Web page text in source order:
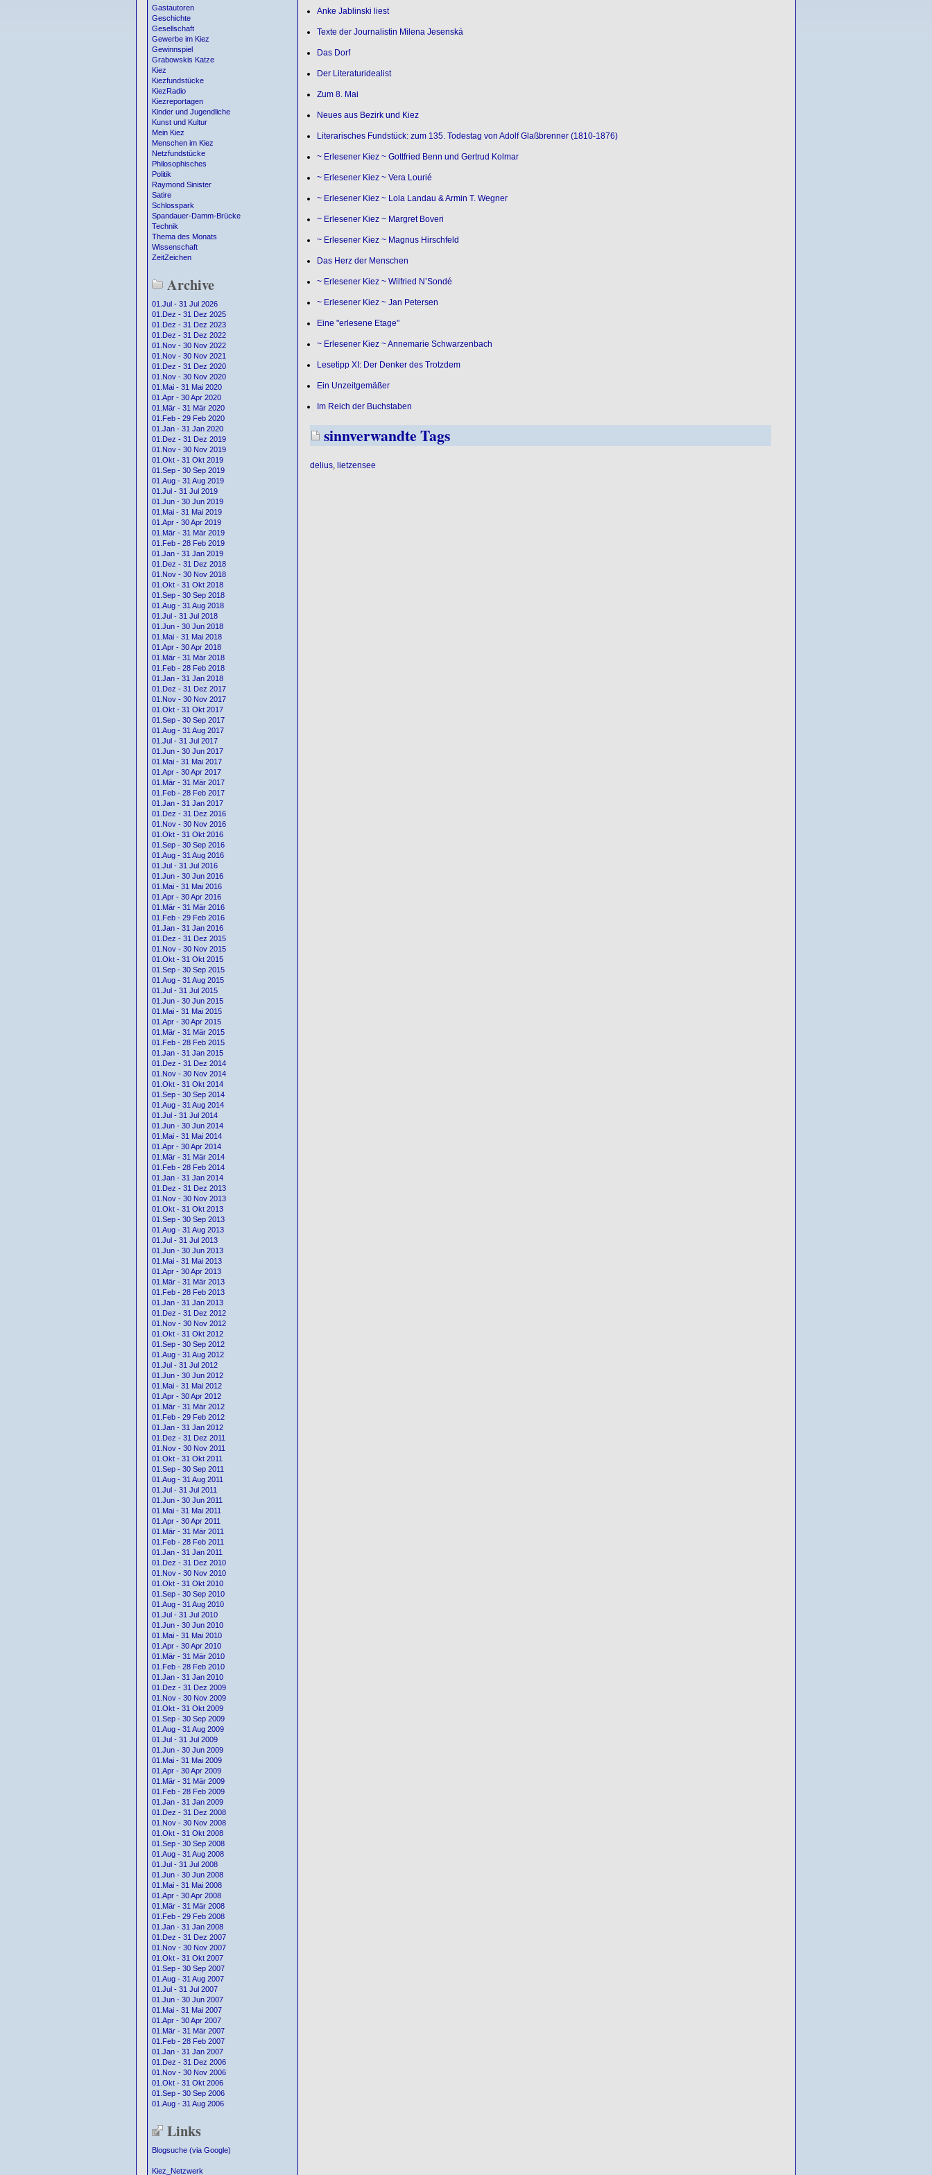
Gastautoren
Geschichte
Gesellschaft
Gewerbe im Kiez
Gewinnspiel
Grabowskis Katze
Kiez
Kiezfundstücke
KiezRadio
Kiezreportagen
Kinder und Jugendliche
Kunst und Kultur
Mein Kiez
Menschen im Kiez
Netzfundstücke
Philosophisches
Politik
Raymond Sinister
Satire
Schlosspark
Spandauer-Damm-Brücke
Technik
Thema des Monats
Wissenschaft
ZeitZeichen
Archive
01.Jul - 31 Jul 2026
01.Dez - 31 Dez 2025
01.Dez - 31 Dez 2023
01.Dez - 31 Dez 2022
01.Nov - 30 Nov 2022
01.Nov - 30 Nov 2021
01.Dez - 31 Dez 2020
01.Nov - 30 Nov 2020
01.Mai - 31 Mai 2020
01.Apr - 30 Apr 2020
01.Mär - 31 Mär 2020
01.Feb - 29 Feb 2020
01.Jan - 31 Jan 2020
01.Dez - 31 Dez 2019
01.Nov - 30 Nov 2019
01.Okt - 31 Okt 2019
01.Sep - 30 Sep 2019
01.Aug - 31 Aug 2019
01.Jul - 31 Jul 2019
01.Jun - 30 Jun 2019
01.Mai - 31 Mai 2019
01.Apr - 30 Apr 2019
01.Mär - 31 Mär 2019
01.Feb - 28 Feb 2019
01.Jan - 31 Jan 2019
01.Dez - 31 Dez 2018
01.Nov - 30 Nov 2018
01.Okt - 31 Okt 2018
01.Sep - 30 Sep 2018
01.Aug - 31 Aug 2018
01.Jul - 31 Jul 2018
01.Jun - 30 Jun 2018
01.Mai - 31 Mai 2018
01.Apr - 30 Apr 2018
01.Mär - 31 Mär 2018
01.Feb - 28 Feb 2018
01.Jan - 31 Jan 2018
01.Dez - 31 Dez 2017
01.Nov - 30 Nov 2017
01.Okt - 31 Okt 2017
01.Sep - 30 Sep 2017
01.Aug - 31 Aug 2017
01.Jul - 31 Jul 2017
01.Jun - 30 Jun 2017
01.Mai - 31 Mai 2017
01.Apr - 30 Apr 2017
01.Mär - 31 Mär 2017
01.Feb - 28 Feb 2017
01.Jan - 31 Jan 2017
01.Dez - 31 Dez 2016
01.Nov - 30 Nov 2016
01.Okt - 31 Okt 2016
01.Sep - 30 Sep 2016
01.Aug - 31 Aug 2016
01.Jul - 31 Jul 2016
01.Jun - 30 Jun 2016
01.Mai - 31 Mai 2016
01.Apr - 30 Apr 2016
01.Mär - 31 Mär 2016
01.Feb - 29 Feb 2016
01.Jan - 31 Jan 2016
01.Dez - 31 Dez 2015
01.Nov - 30 Nov 2015
01.Okt - 31 Okt 2015
01.Sep - 30 Sep 2015
01.Aug - 31 Aug 2015
01.Jul - 31 Jul 2015
01.Jun - 30 Jun 2015
01.Mai - 31 Mai 2015
01.Apr - 30 Apr 2015
01.Mär - 31 Mär 2015
01.Feb - 28 Feb 2015
01.Jan - 31 Jan 2015
01.Dez - 31 Dez 2014
01.Nov - 30 Nov 2014
01.Okt - 31 Okt 2014
01.Sep - 30 Sep 2014
01.Aug - 31 Aug 2014
01.Jul - 31 Jul 2014
01.Jun - 30 Jun 2014
01.Mai - 31 Mai 2014
01.Apr - 30 Apr 2014
01.Mär - 31 Mär 2014
01.Feb - 28 Feb 2014
01.Jan - 31 Jan 2014
01.Dez - 31 Dez 2013
01.Nov - 30 Nov 2013
01.Okt - 31 Okt 2013
01.Sep - 30 Sep 2013
01.Aug - 31 Aug 2013
01.Jul - 31 Jul 2013
01.Jun - 30 Jun 2013
01.Mai - 31 Mai 2013
01.Apr - 30 Apr 2013
01.Mär - 31 Mär 2013
01.Feb - 28 Feb 2013
01.Jan - 31 Jan 2013
01.Dez - 31 Dez 2012
01.Nov - 30 Nov 2012
01.Okt - 31 Okt 2012
01.Sep - 30 Sep 2012
01.Aug - 31 Aug 2012
01.Jul - 31 Jul 2012
01.Jun - 30 Jun 2012
01.Mai - 31 Mai 2012
01.Apr - 30 Apr 2012
01.Mär - 31 Mär 2012
01.Feb - 29 Feb 2012
01.Jan - 31 Jan 2012
01.Dez - 31 Dez 2011
01.Nov - 30 Nov 2011
01.Okt - 31 Okt 2011
01.Sep - 30 Sep 2011
01.Aug - 31 Aug 2011
01.Jul - 31 Jul 2011
01.Jun - 30 Jun 2011
01.Mai - 31 Mai 2011
01.Apr - 30 Apr 2011
01.Mär - 31 Mär 2011
01.Feb - 28 Feb 2011
01.Jan - 31 Jan 2011
01.Dez - 31 Dez 2010
01.Nov - 30 Nov 2010
01.Okt - 31 Okt 2010
01.Sep - 30 Sep 2010
01.Aug - 31 Aug 2010
01.Jul - 31 Jul 2010
01.Jun - 30 Jun 2010
01.Mai - 31 Mai 2010
01.Apr - 30 Apr 2010
01.Mär - 31 Mär 2010
01.Feb - 28 Feb 2010
01.Jan - 31 Jan 2010
01.Dez - 31 Dez 2009
01.Nov - 30 Nov 2009
01.Okt - 31 Okt 2009
01.Sep - 30 Sep 2009
01.Aug - 31 Aug 2009
01.Jul - 31 Jul 2009
01.Jun - 30 Jun 2009
01.Mai - 31 Mai 2009
01.Apr - 30 Apr 2009
01.Mär - 31 Mär 2009
01.Feb - 28 Feb 2009
01.Jan - 31 Jan 2009
01.Dez - 31 Dez 2008
01.Nov - 30 Nov 2008
01.Okt - 31 Okt 2008
01.Sep - 30 Sep 2008
01.Aug - 31 Aug 2008
01.Jul - 31 Jul 2008
01.Jun - 30 Jun 2008
01.Mai - 31 Mai 2008
01.Apr - 30 Apr 2008
01.Mär - 31 Mär 2008
01.Feb - 29 Feb 2008
01.Jan - 31 Jan 2008
01.Dez - 31 Dez 2007
01.Nov - 30 Nov 2007
01.Okt - 31 Okt 2007
01.Sep - 30 Sep 2007
01.Aug - 31 Aug 2007
01.Jul - 31 Jul 2007
01.Jun - 30 Jun 2007
01.Mai - 31 Mai 2007
01.Apr - 30 Apr 2007
01.Mär - 31 Mär 2007
01.Feb - 28 Feb 2007
01.Jan - 31 Jan 2007
01.Dez - 31 Dez 2006
01.Nov - 30 Nov 2006
01.Okt - 31 Okt 2006
01.Sep - 30 Sep 2006
01.Aug - 31 Aug 2006
Links
Blogsuche (via Google)
Kiez_Netzwerk
Anke Jablinski liest
Texte der Journalistin Milena Jesenská
Das Dorf
Der Literaturidealist
Zum 8. Mai
Neues aus Bezirk und Kiez
Literarisches Fundstück: zum 135. Todestag von Adolf Glaßbrenner (1810-1876)
~ Erlesener Kiez ~ Gottfried Benn und Gertrud Kolmar
~ Erlesener Kiez ~ Vera Lourié
~ Erlesener Kiez ~ Lola Landau & Armin T. Wegner
~ Erlesener Kiez ~ Margret Boveri
~ Erlesener Kiez ~ Magnus Hirschfeld
Das Herz der Menschen
~ Erlesener Kiez ~ Wilfried N’Sondé
~ Erlesener Kiez ~ Jan Petersen
Eine "erlesene Etage"
~ Erlesener Kiez ~ Annemarie Schwarzenbach
Lesetipp XI: Der Denker des Trotzdem
Ein Unzeitgemäßer
Im Reich der Buchstaben
sinnverwandte Tags
delius, lietzensee